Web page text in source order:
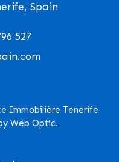
Spain
527
Immobilière Tenerife
Web Optic.